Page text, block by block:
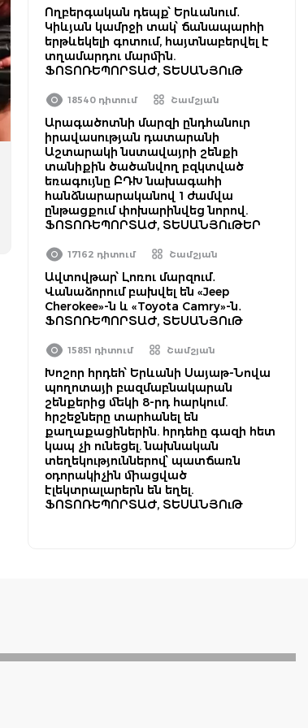
Ողբերգական դեպք՝ Երևանում․
Կիևյան կամրջի տակ՝ ճանապարհի
երթևեկելի գոտում, հայտնաբերվել է
տղամարդու մարմին.
ՖՈՏՈՌԵՊՈՐՏԱԺ, ՏԵՍԱՆՅՈւԹ
18540 դիտում Շամշյան
Արագածոտնի մարզի ընդհանուր
իրավասության դատարանի
Աշտարակի նստավայրի շենքի
տանիքին ծածանվող բզկտված
եռագույնը ԲԴԽ նախագահի
հանձնարարականով 1 ժամվա
ընթացքում փոխարինվեց նորով.
ՖՈՏՈՌԵՊՈՐՏԱԺ, ՏԵՍԱՆՅՈւԹԵՐ
17162 դիտում Շամշյան
Ավտովթար՝ Լոռու մարզում․
Վանաձորում բախվել են «Jeep
Cherokee»-ն և «Toyota Camry»-ն․
ՖՈՏՈՌԵՊՈՐՏԱԺ, ՏԵՍԱՆՅՈւԹ
15851 դիտում Շամշյան
Խոշոր հրդեհ՝ Երևանի Սայաթ-Նովա
պողոտայի բազմաբնակարան
շենքերից մեկի 8-րդ հարկում.
հրշեջները տարհանել են
քաղաքացիներին. հրդեհը գազի հետ
կապ չի ունեցել. նախնական
տեղեկություններով՝ պատճառն
օդորակիչին միացված
էլեկտրալարերն են եղել.
ՖՈՏՈՌԵՊՈՐՏԱԺ, ՏԵՍԱՆՅՈւԹ